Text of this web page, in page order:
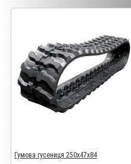
Гумова гусениця 250х47х84